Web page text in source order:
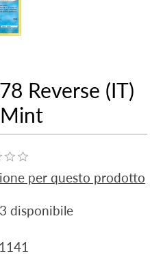
Reverse (IT)
per questo prodotto
3 disponibile
1141